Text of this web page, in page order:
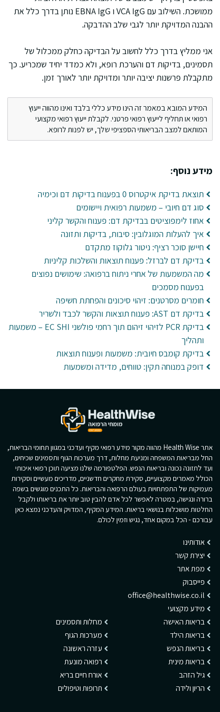
ממושכת. השילוב עם VCA IgG ו EBNA IgG נותן בדרך כלל את
ההבנה המדויקת יותר לגבי שלב ההדבקה.
אני ממליץ בדרך כלל לחשוב על הבדיקה כחלק ממכלול של
תסמינים, בדיקות דם והערכת רופא, ולא כמדד יחיד שמכריע. כך
מתקבלת פרשנות יציבה יותר ומדויקת יותר לאורך זמן.
המידע המובא במאמר זה הינו מידע כללי בלבד ואינו מהווה ייעוץ
רפואי או תחליף לייעוץ רפואי פרטני. לקבלת ייעוץ רפואי מקצועי
המותאם למצב הבריאותי הספציפי שלך, יש לפנות לרופא.
מידע נוסף:
תוצאת בדיקת איקטרוס 0 בפענוח בדיקות דם וכימיה
סוג דם חיובי – משמעות רפואית ויישומים
אחוז לימפוציטים בבדיקת דם: פענוח והקשר קליני
איך להעלות המוגלובין: סיבות, בדיקות ותזונה
חיישן סוכר רציף: ניטור גלוקוז מתקדם
בדיקת דם לברזל: פענוח תוצאות והשלכות קליניות
מה המשמעות של אחרי ניתוח ברפואה: שימושים נפוצים
בפענוח מסמכים
חומרים מסרטנים: זיהוי סיכונים והפחתת חשיפה
בדיקת דם AST: פענוח תוצאות והקשר לכבד ולשריר
בדיקת PCR לזיהוי זיהום תוך רחמי פולשני EC SHI – משמעות
ותהליך
בדיקת קומבס חיובית: משמעות ופענוח תוצאות
דופק במנוחה תקין: טווחים, מדידה ומשמעות
אתר Health Wise מהווה מקור מידע רפואי מקיף ועדכני במגוון תחומי הבריאות,
החל מבריאות המשפחה ומניעת מחלות, דרך מערכות הגוף ותסמינים שכיחים,
ועד לתזונה נכונה ובריאות הנפש. הפלטפורמה שלנו מציעה תוכן רפואי איכותי
הכולל מאמרים מקצועיים, סקירת מחקרים חדשניים, מדריכים מעשיים וסקירות
מעמיקות של התפתחויות בעולם הרפואה והבריאות. כל התכנים מוגשים בשפה
ברורה ונגישה, במטרה לאפשר לכל אדם להבין טוב יותר את בריאותו ולקבל
החלטות מושכלות בנושאי בריאות. המידע המקיף, המדויק והעדכני נמצא כאן
עבורכם - הכל במקום אחד, נגיש וזמין לכולם.
אודותינו
יצירת קשר
מפת אתר
פייסבוק
office@healthwise.co.il
מידע מקצועי
בריאות האישה
בריאות הילד
בריאות הנפש
בריאות מינית
גיל הזהב
הריון ולידה
מחלות ותסמינים
מערכות הגוף
עזרה ראשונה
רפואה מונעת
אורח חיים בריא
תרופות וטיפולים